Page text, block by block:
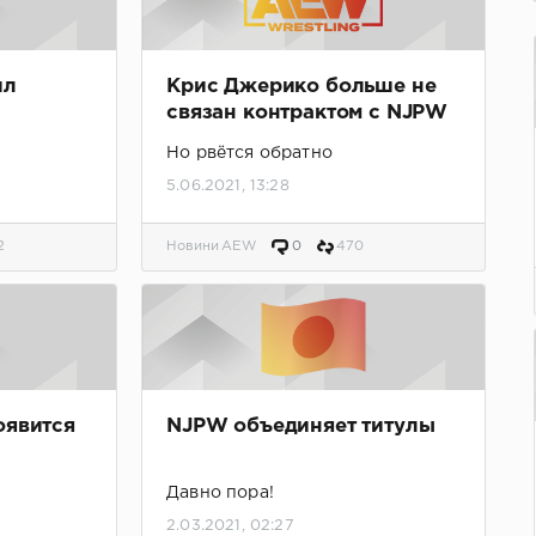
Крис Джерико больше не
связан контрактом с NJPW
Но рвётся обратно
5.06.2021, 13:28
Новини AEW 0 470
NJPW объединяет титулы
Давно пора!
2.03.2021, 02:27